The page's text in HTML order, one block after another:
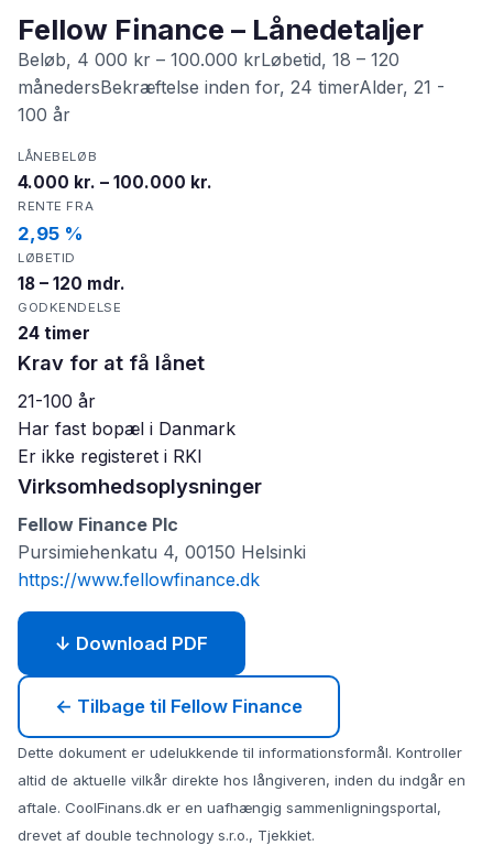
Fellow Finance – Lånedetaljer
Beløb, 4 000 kr – 100.000 krLøbetid, 18 – 120
månedersBekræftelse inden for, 24 timerAlder, 21 -
100 år
LÅNEBELØB
4.000 kr. – 100.000 kr.
RENTE FRA
2,95 %
LØBETID
18 – 120 mdr.
GODKENDELSE
24 timer
Krav for at få lånet
21-100 år
Har fast bopæl i Danmark
Er ikke registeret i RKI
Virksomhedsoplysninger
Fellow Finance Plc
Pursimiehenkatu 4, 00150 Helsinki
https://www.fellowfinance.dk
↓ Download PDF
← Tilbage til Fellow Finance
Dette dokument er udelukkende til informationsformål. Kontroller
altid de aktuelle vilkår direkte hos långiveren, inden du indgår en
aftale. CoolFinans.dk er en uafhængig sammenligningsportal,
drevet af double technology s.r.o., Tjekkiet.